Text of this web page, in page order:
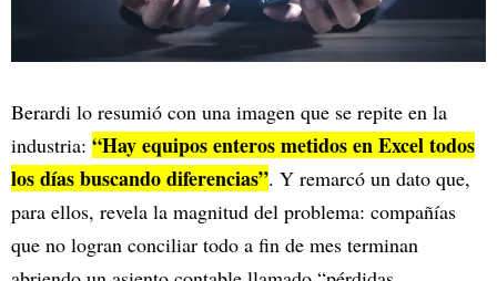
Berardi lo resumió con una imagen que se repite en la
industria: “Hay equipos enteros metidos en Excel todos
los días buscando diferencias”. Y remarcó un dato que,
para ellos, revela la magnitud del problema: compañías
que no logran conciliar todo a fin de mes terminan